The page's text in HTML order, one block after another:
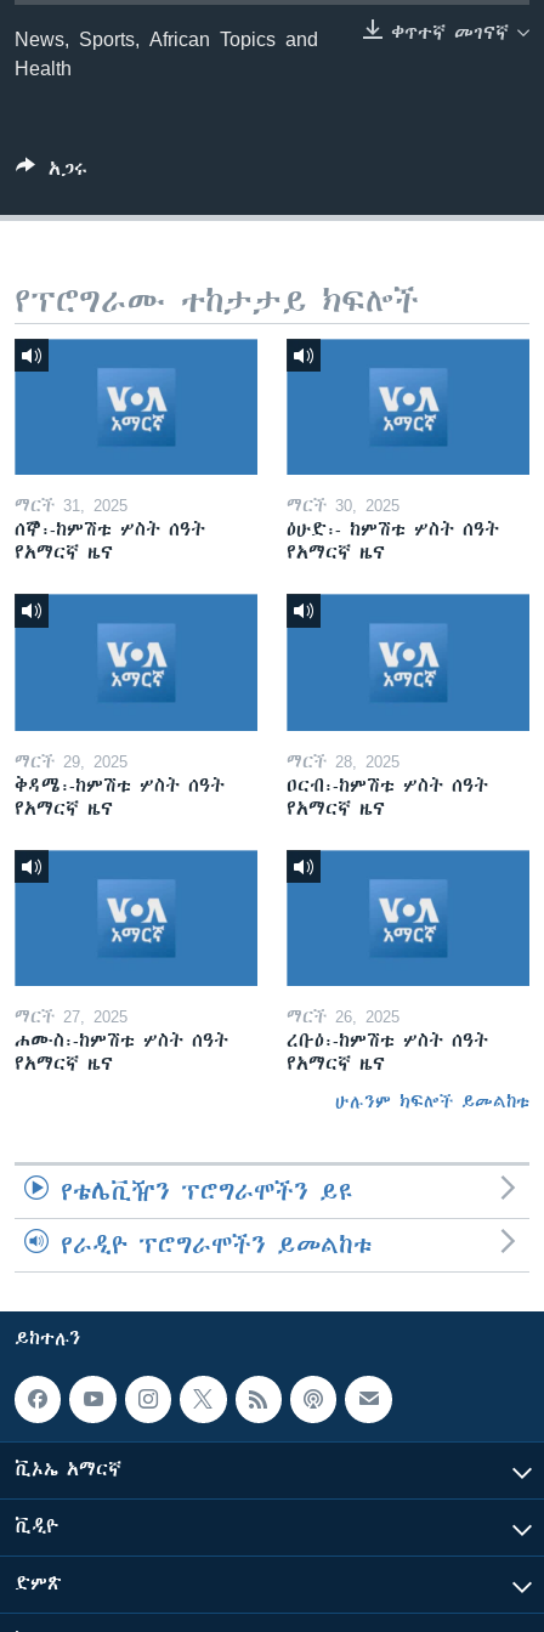
ቀጥተኛ መገናኛ
News, Sports, African Topics and
Health
አጋሩ
የፕሮግራሙ ተከታታይ ክፍሎች
ማርች 31, 2025
ሰኞ፡-ከምሽቱ ሦስት ሰዓት
የአማርኛ ዜና
ማርች 30, 2025
ዕሁድ፡- ከምሽቱ ሦስት ሰዓት
የአማርኛ ዜና
ማርች 29, 2025
ቅዳሜ፡-ከምሽቱ ሦስት ሰዓት
የአማርኛ ዜና
ማርች 28, 2025
ዐርብ፡-ከምሽቱ ሦስት ሰዓት
የአማርኛ ዜና
ማርች 27, 2025
ሐሙስ፡-ከምሽቱ ሦስት ሰዓት
የአማርኛ ዜና
ማርች 26, 2025
ረቡዕ፡-ከምሽቱ ሦስት ሰዓት
የአማርኛ ዜና
ሁሉንም ክፍሎች ይመልከቱ
የቴሌቪዥን ፕሮግራሞችን ይዩ
የራዲዮ ፕሮግራሞችን ይመልከቱ
ይከተሉን
ቪኦኤ አማርኛ
ቪዲዮ
ድምጽ